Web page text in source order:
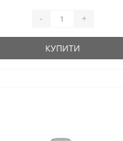
- +
КУПИТИ